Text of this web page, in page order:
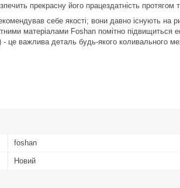
прекрасну його працездатність протягом
себе якості; вони давно існують на
матеріалами Foshan помітно підвищиться
це важлива деталь будь-якого коливального
foshan
Новий